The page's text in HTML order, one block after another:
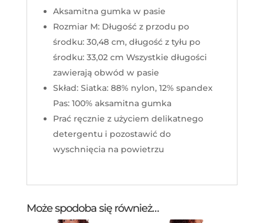
Aksamitna gumka w pasie
Rozmiar M: Długość z przodu po
środku: 30,48 cm, długość z tyłu po
środku: 33,02 cm Wszystkie długości
zawierają obwód w pasie
Skład: Siatka: 88% nylon, 12% spandex
Pas: 100% aksamitna gumka
Prać ręcznie z użyciem delikatnego
detergentu i pozostawić do
wyschnięcia na powietrzu
Może spodoba się również…